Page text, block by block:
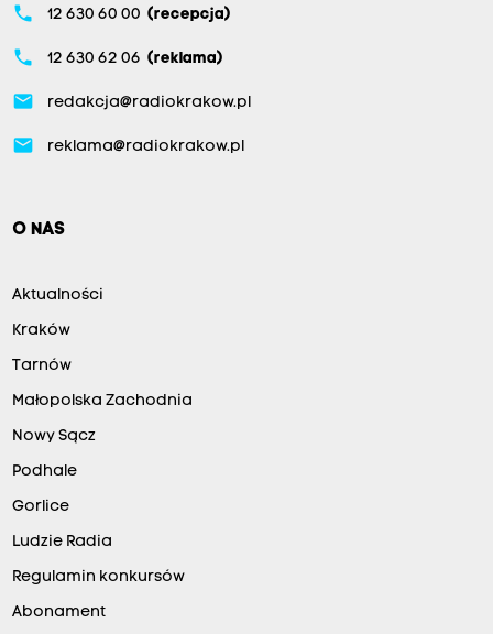
phone 12 630 60 00 (recepcja)
phone 12 630 62 06 (reklama)
email redakcja@radiokrakow.pl
email reklama@radiokrakow.pl
O NAS
Aktualności
Kraków
Tarnów
Małopolska Zachodnia
Nowy Sącz
Podhale
Gorlice
Ludzie Radia
Regulamin konkursów
Abonament